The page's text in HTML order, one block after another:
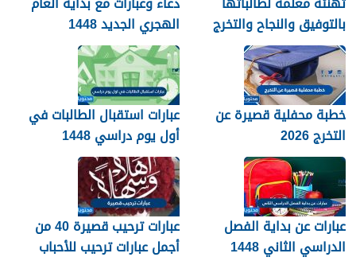
بالتوفيق والنجاح والتخرج
2026
الهجري الجديد 1448
خطبة محفلية قصيرة عن
التخرج 2026
عبارات استقبال الطالبات في
أول يوم دراسي 1448
عبارات عن بداية الفصل
الدراسي الثاني 1448
عبارات ترحيب قصيرة 40 من
أجمل عبارات ترحيب للأحباب